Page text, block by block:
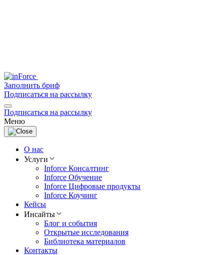
Заполнить бриф
Подписаться на рассылку
Подписаться на рассылку
Меню
О нас
Услуги
Inforce Консалтинг
Inforce Обучение
Inforce Цифровые продукты
Inforce Коучинг
Кейсы
Инсайты
Блог и события
Открытые исследования
Библиотека материалов
Контакты